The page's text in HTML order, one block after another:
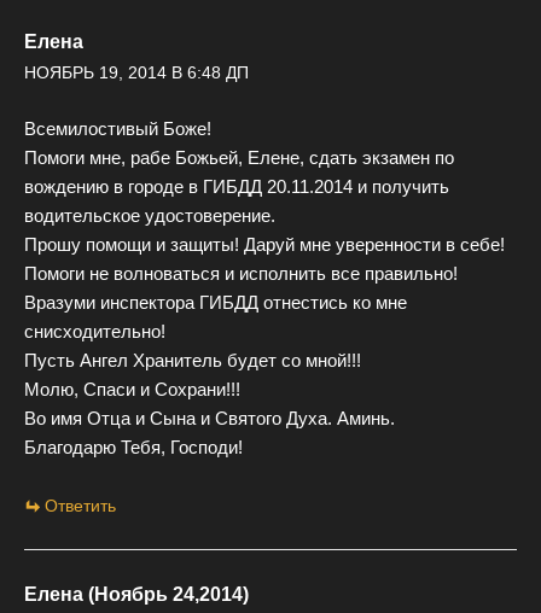
Елена
НОЯБРЬ 19, 2014 В 6:48 ДП
Всемилостивый Боже!
Помоги мне, рабе Божьей, Елене, сдать экзамен по
вождению в городе в ГИБДД 20.11.2014 и получить
водительское удостоверение.
Прошу помощи и защиты! Даруй мне уверенности в себе!
Помоги не волноваться и исполнить все правильно!
Вразуми инспектора ГИБДД отнестись ко мне
снисходительно!
Пусть Ангел Хранитель будет со мной!!!
Молю, Спаси и Сохрани!!!
Во имя Отца и Сына и Святого Духа. Аминь.
Благодарю Тебя, Господи!
Ответить
Елена (Ноябрь 24,2014)